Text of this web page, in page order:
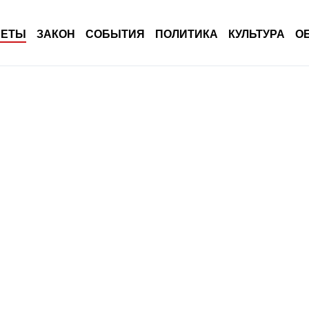
ЗАКОН СОБЫТИЯ ПОЛИТИКА КУЛЬТУРА